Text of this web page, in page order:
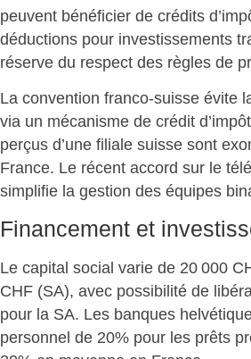
peuvent bénéficier de crédits
déductions pour investissements
réserve du respect des règles de
La convention franco-suisse évite
via un mécanisme de crédit
perçus d’une filiale suisse sont
France. Le récent accord sur le
simplifie la gestion des équipes
Financement et
Le capital social varie de 20 000
CHF (SA), avec possibilité de
pour la SA. Les banques
personnel de 20% pour les prêts